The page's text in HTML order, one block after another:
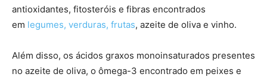
antioxidantes, fitosteróis e fibras encontrados
em legumes, verduras, frutas, azeite de oliva e vinho.
Além disso, os ácidos graxos monoinsaturados presentes
no azeite de oliva, o ômega-3 encontrado em peixes e